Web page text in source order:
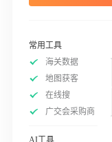
常用工具
海关数据
地图获客
在线搜
广交会采购商
AI工具